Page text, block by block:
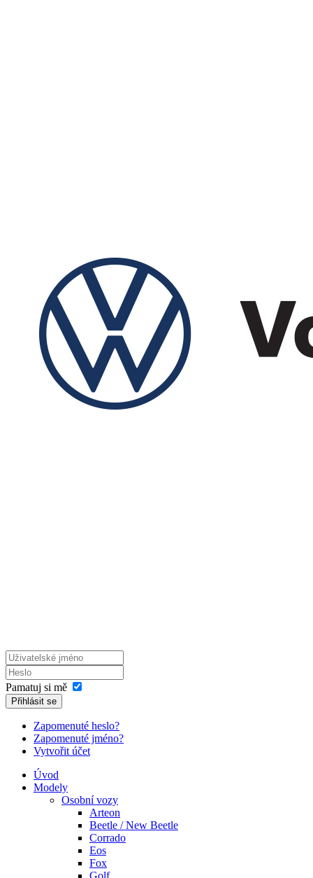
Pamatuj si mě
Přihlásit se
Zapomenuté heslo?
Zapomenuté jméno?
Vytvořit účet
Úvod
Modely
Osobní vozy
Arteon
Beetle / New Beetle
Corrado
Eos
Fox
Golf